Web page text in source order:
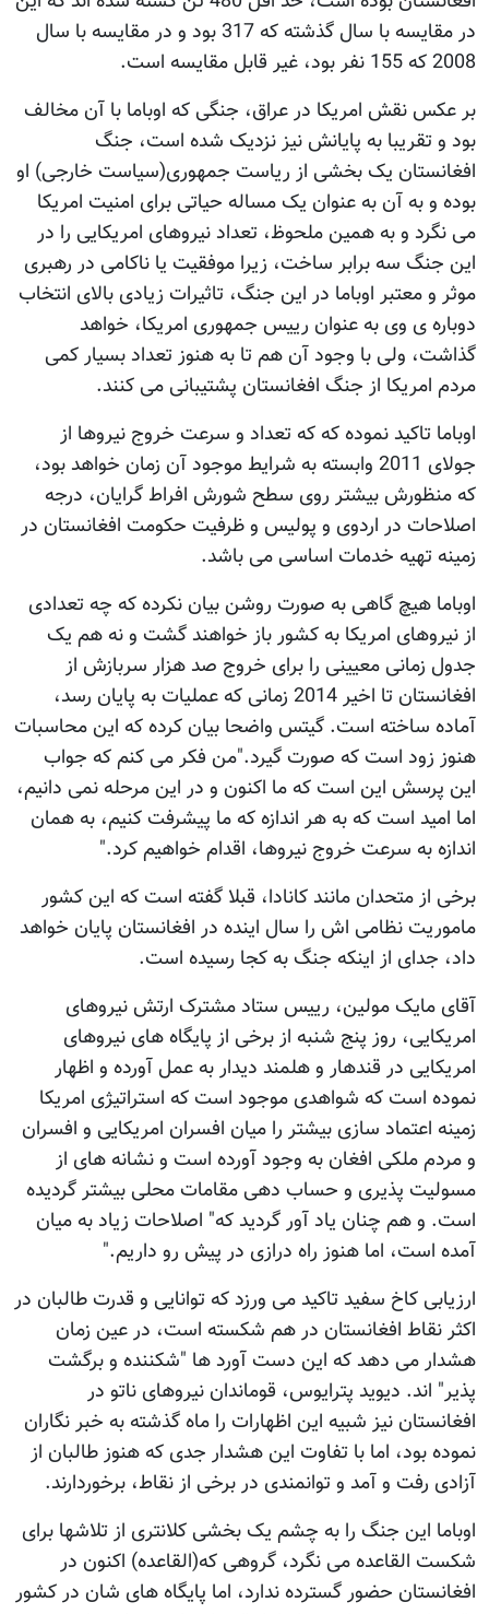
در مقایسه با سال گذشته که 317 بود و در مقایسه با سال
2008 که 155 نفر بود، غیر قابل مقایسه است.
بر عکس نقش امریکا در عراق، جنگی که اوباما با آن مخالف
بود و تقریبا به پایانش نیز نزدیک شده است، جنگ
افغانستان یک بخشی از ریاست جمهوری(سیاست خارجی) او
بوده و به آن به عنوان یک مساله حیاتی برای امنیت امریکا
می نگرد و به همین ملحوظ، تعداد نیروهای امریکایی را در
این جنگ سه برابر ساخت، زیرا موفقیت یا ناکامی در رهبری
موثر و معتبر اوباما در این جنگ، تاثیرات زیادی بالای انتخاب
دوباره ی وی به عنوان رییس جمهوری امریکا، خواهد
گذاشت، ولی با وجود آن هم تا به هنوز تعداد بسیار کمی
مردم امریکا از جنگ افغانستان پشتیبانی می کنند.
اوباما تاکید نموده که که تعداد و سرعت خروج نیروها از
جولای 2011 وابسته به شرایط موجود آن زمان خواهد بود،
که منظورش بیشتر روی سطح شورش افراط گرایان، درجه
اصلاحات در اردوی و پولیس و ظرفیت حکومت افغانستان در
زمینه تهیه خدمات اساسی می باشد.
اوباما هیچ گاهی به صورت روشن بیان نکرده که چه تعدادی
از نیروهای امریکا به کشور باز خواهند گشت و نه هم یک
جدول زمانی معیینی را برای خروج صد هزار سربازش از
افغانستان تا اخیر 2014 زمانی که عملیات به پایان رسد،
آماده ساخته است. گیتس واضحا بیان کرده که این محاسبات
هنوز زود است که صورت گیرد."من فکر می کنم که جواب
این پرسش این است که ما اکنون و در این مرحله نمی دانیم،
اما امید است که به هر اندازه که ما پیشرفت کنیم، به همان
اندازه به سرعت خروج نیروها، اقدام خواهیم کرد."
برخی از متحدان مانند کانادا، قبلا گفته است که این کشور
ماموریت نظامی اش را سال اینده در افغانستان پایان خواهد
داد، جدای از اینکه جنگ به کجا رسیده است.
آقای مایک مولین، رییس ستاد مشترک ارتش نیروهای
امریکایی، روز پنج شنبه از برخی از پایگاه های نیروهای
امریکایی در قندهار و هلمند دیدار به عمل آورده و اظهار
نموده است که شواهدی موجود است که استراتیژی امریکا
زمینه اعتماد سازی بیشتر را میان افسران امریکایی و افسران
و مردم ملکی افغان به وجود آورده است و نشانه های از
مسولیت پذیری و حساب دهی مقامات محلی بیشتر گردیده
است. و هم چنان یاد آور گردید که" اصلاحات زیاد به میان
آمده است، اما هنوز راه درازی در پیش رو داریم."
ارزیابی کاخ سفید تاکید می ورزد که توانایی و قدرت طالبان در
اکثر نقاط افغانستان در هم شکسته است، در عین زمان
هشدار می دهد که این دست آورد ها "شکننده و برگشت
پذیر" اند. دیوید پترایوس، قوماندان نیروهای ناتو در
افغانستان نیز شبیه این اظهارات را ماه گذشته به خبر نگاران
نموده بود، اما با تفاوت این هشدار جدی که هنوز طالبان از
آزادی رفت و آمد و توانمندی در برخی از نقاط، برخوردارند.
اوباما این جنگ را به چشم یک بخشی کلانتری از تلاشها برای
شکست القاعده می نگرد، گروهی که(القاعده) اکنون در
افغانستان حضور گسترده ندارد، اما پایگاه های شان در کشور